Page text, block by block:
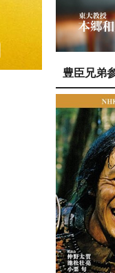
豊臣兄弟